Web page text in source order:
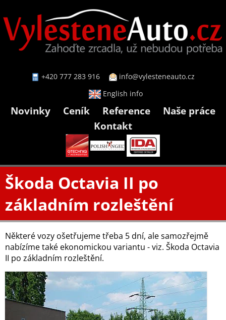
+420 777 283 916
info@vylesteneauto.cz
English info
Novinky Ceník Reference
Naše práce
Kontakt
Škoda Octavia II po
základním rozleštění
Některé vozy ošetřujeme třeba 5 dní, ale samozřejmě
nabízíme také ekonomickou variantu - viz. Škoda Octavia
II po základním rozleštění.